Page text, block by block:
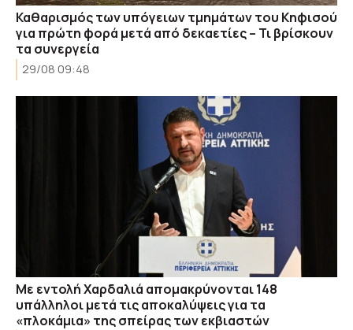
Καθαρισμός των υπόγειων τμημάτων του Κηφισού
για πρώτη φορά μετά από δεκαετίες – Τι βρίσκουν
τα συνεργεία
29/08 09:48
Με εντολή Χαρδαλιά απομακρύνονται 148
υπάλληλοι μετά τις αποκαλύψεις για τα
«πλοκάμια» της σπείρας των εκβιαστών